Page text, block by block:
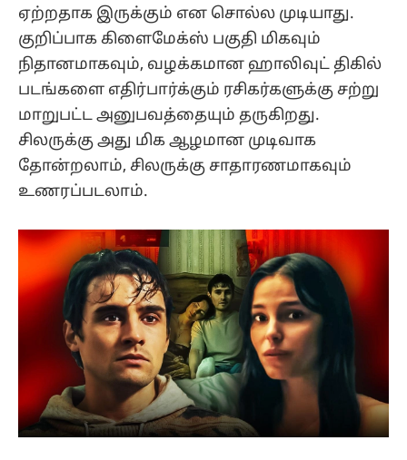
ஏற்றதாக இருக்கும் என சொல்ல முடியாது.
குறிப்பாக கிளைமேக்ஸ் பகுதி மிகவும்
நிதானமாகவும், வழக்கமான ஹாலிவுட் திகில்
படங்களை எதிர்பார்க்கும் ரசிகர்களுக்கு சற்று
மாறுபட்ட அனுபவத்தையும் தருகிறது.
சிலருக்கு அது மிக ஆழமான முடிவாக
தோன்றலாம், சிலருக்கு சாதாரணமாகவும்
உணரப்படலாம்.